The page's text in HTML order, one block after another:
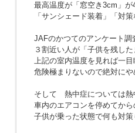
最高温度が「窓空き3cm」が
「サンシェード装着」「対
JAFのかつてのアンケート調
３割近い人が「子供を残し
上記の室内温度を見れば一目
危険極まりないので絶対にや
そして 熱中症については熱
車内のエアコンを停めてから
子供が乗った状態で何も対